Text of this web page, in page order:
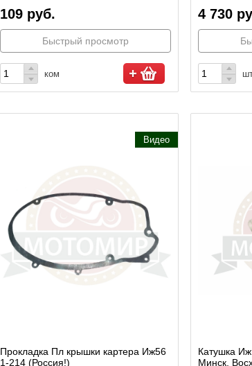
109 руб.
Быстрый просмотр
ком
4 730
Видео
Прокладка Пл крышки картера Иж56
1-214 (Россия!)
Катушка Иж
Минск,